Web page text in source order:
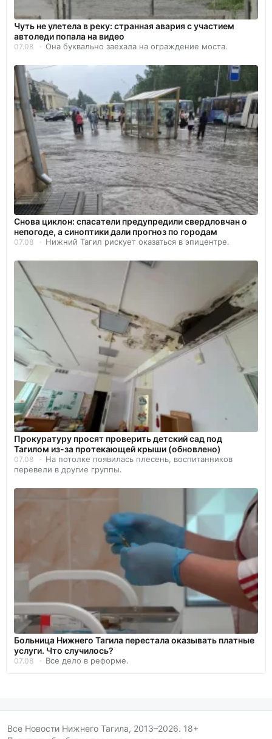
Чуть не улетела в реку: странная авария с участием
автоледи попала на видео
07.08 Она буквально заехала на ограждение моста.
Снова циклон: спасатели предупредили свердловчан о
непогоде, а синоптики дали прогноз по городам
07.08 Нижний Тагил рискует оказаться в эпицентре.
Прокуратуру просят проверить детский сад под
Тагилом из-за протекающей крыши (обновлено)
07.08
На потолке появилась плесень, воспитанников
перевели в другие группы.
Больница Нижнего Тагила перестала оказывать платные
услуги. Что случилось?
07.08 Все дело в реформе.
Все Новости Нижнего Тагила, 2013–2026. 18+